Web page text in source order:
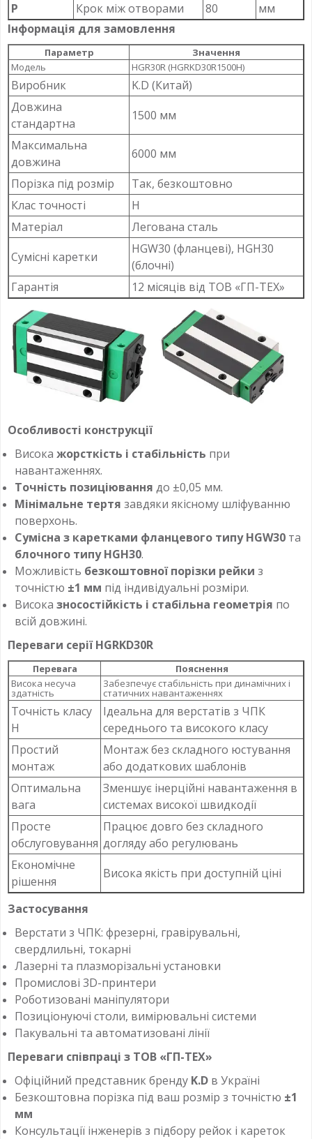
P Крок між отворами 80
мм
Інформація для замовлення
Параметр
Значення
Модель
HGR30R (HGRKD30R1500H)
Виробник
K.D (Китай)
Довжина
стандартна
1500 мм
Максимальна
довжина
6000 мм
Порізка під розмір
Так, безкоштовно
Клас точності
H
Матеріал
Легована сталь
Сумісні каретки
HGW30 (фланцеві), HGH30
(блочні)
Гарантія
12 місяців від ТОВ «ГП-ТЕХ»
Особливості конструкції
Висока жорсткість і стабільність при
навантаженнях.
Точність позиціювання до ±0,05 мм.
Мінімальне тертя завдяки якісному шліфуванню
поверхонь.
Сумісна з каретками фланцевого типу HGW30 та
блочного типу HGH30.
Можливість безкоштовної порізки рейки з
точністю ±1 мм під індивідуальні розміри.
Висока зносостійкість і стабільна геометрія по
всій довжині.
Переваги серії HGRKD30R
Перевага
Пояснення
Висока несуча
здатність
Забезпечує стабільність при динамічних і
статичних навантаженнях
Точність класу
H
Ідеальна для верстатів з ЧПК
середнього та високого класу
Простий
монтаж
Монтаж без складного юстування
або додаткових шаблонів
Оптимальна
вага
Зменшує інерційні навантаження в
системах високої швидкодії
Просте
обслуговування
Працює довго без складного
догляду або регулювань
Економічне
рішення
Висока якість при доступній ціні
Застосування
Верстати з ЧПК: фрезерні, гравірувальні,
свердлильні, токарні
Лазерні та плазморізальні установки
Промислові 3D-принтери
Роботизовані маніпулятори
Позиціонуючі столи, вимірювальні системи
Пакувальні та автоматизовані лінії
Переваги співпраці з ТОВ «ГП-ТЕХ»
Офіційний представник бренду K.D в Україні
Безкоштовна порізка під ваш розмір з точністю ±1
мм
Консультації інженерів з підбору рейок і кареток